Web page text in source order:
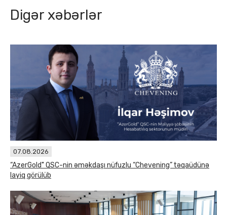
Digər xəbərlər
07.08.2026
“AzerGold" QSC-nin əməkdaşı nüfuzlu “Chevening” təqaüdünə
layiq görülüb